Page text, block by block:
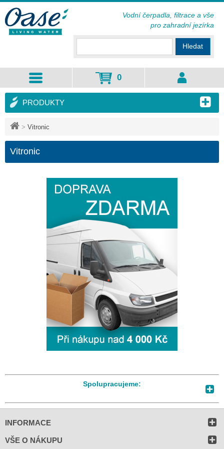
> Vitronic
Vitronic
PRODUKTY
Spolupracujeme:
Hledat
0
Vodní čerpadla, filtrace a vše
pro zahradní jezírka
INFORMACE
VŠE O NÁKUPU